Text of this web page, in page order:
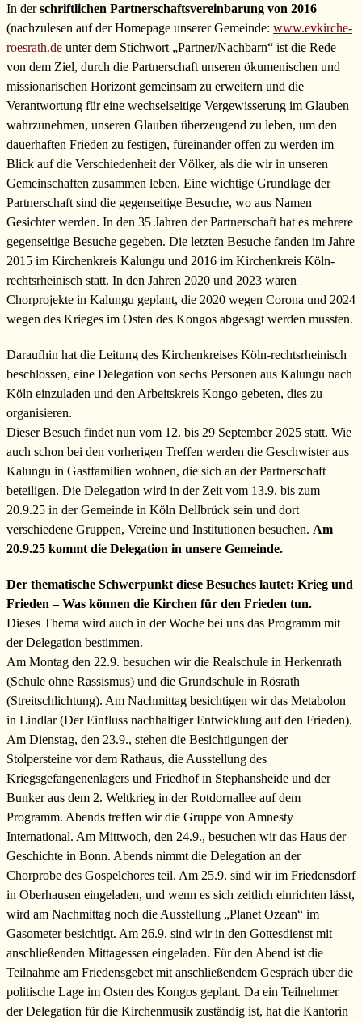
In derschriftlichen Partnerschaftsvereinbarung von 2016
(nachzulesen auf der Homepage unserer Gemeinde: www.evkirche-
roesrath.de unter dem Stichwort „Partner/Nachbarn“ ist die Rede
von dem Ziel, durch die Partnerschaft unseren ökumenischen und
missionarischen Horizont gemeinsam zu erweitern und die
Verantwortung für eine wechselseitige Vergewisserung im Glauben
wahrzunehmen, unseren Glauben überzeugend zu leben, um den
dauerhaften Frieden zu festigen, füreinander offen zu werden im
Blick auf die Verschiedenheit der Völker, als die wir in unseren
Gemeinschaften zusammen leben. Eine wichtige Grundlage der
Partnerschaft sind die gegenseitige Besuche, wo aus Namen
Gesichter werden. In den 35 Jahren der Partnerschaft hat es mehrere
gegenseitige Besuche gegeben. Die letzten Besuche fanden im Jahre
2015 im Kirchenkreis Kalungu und 2016 im Kirchenkreis Köln-
rechtsrheinisch statt. In den Jahren 2020 und 2023 waren
Chorprojekte in Kalungu geplant, die 2020 wegen Corona und 2024
wegen des Krieges im Osten des Kongos abgesagt werden mussten.
Daraufhin hat die Leitung des Kirchenkreises Köln-rechtsrheinisch
beschlossen, eine Delegation von sechs Personen aus Kalungu nach
Köln einzuladen und den Arbeitskreis Kongo gebeten, dies zu
organisieren.
Dieser Besuch findet nun vom 12. bis 29 September 2025 statt. Wie
auch schon bei den vorherigen Treffen werden die Geschwister aus
Kalungu in Gastfamilien wohnen, die sich an der Partnerschaft
beteiligen. Die Delegation wird in der Zeit vom 13.9. bis zum
20.9.25 in der Gemeinde in Köln Dellbrück sein und dort
verschiedene Gruppen, Vereine und Institutionen besuchen. Am
20.9.25 kommt die Delegation in unsere Gemeinde.
Der thematische Schwerpunkt diese Besuches lautet: Krieg und
Frieden – Was können die Kirchen für den Frieden tun.
Dieses Thema wird auch in der Woche bei uns das Programm mit
der Delegation bestimmen.
Am Montag den 22.9. besuchen wir die Realschule in Herkenrath
(Schule ohne Rassismus) und die Grundschule in Rösrath
(Streitschlichtung). Am Nachmittag besichtigen wir das Metabolon
in Lindlar (Der Einfluss nachhaltiger Entwicklung auf den Frieden).
Am Dienstag, den 23.9., stehen die Besichtigungen der
Stolpersteine vor dem Rathaus, die Ausstellung des
Kriegsgefangenenlagers und Friedhof in Stephansheide und der
Bunker aus dem 2. Weltkrieg in der Rotdornallee auf dem
Programm. Abends treffen wir die Gruppe von Amnesty
International. Am Mittwoch, den 24.9., besuchen wir das Haus der
Geschichte in Bonn. Abends nimmt die Delegation an der
Chorprobe des Gospelchores teil. Am 25.9. sind wir im Friedensdorf
in Oberhausen eingeladen, und wenn es sich zeitlich einrichten lässt,
wird am Nachmittag noch die Ausstellung „Planet Ozean“ im
Gasometer besichtigt. Am 26.9. sind wir in den Gottesdienst mit
anschließenden Mittagessen eingeladen. Für den Abend ist die
Teilnahme am Friedensgebet mit anschließendem Gespräch über die
politische Lage im Osten des Kongos geplant. Da ein Teilnehmer
der Delegation für die Kirchenmusik zuständig ist, hat die Kantorin